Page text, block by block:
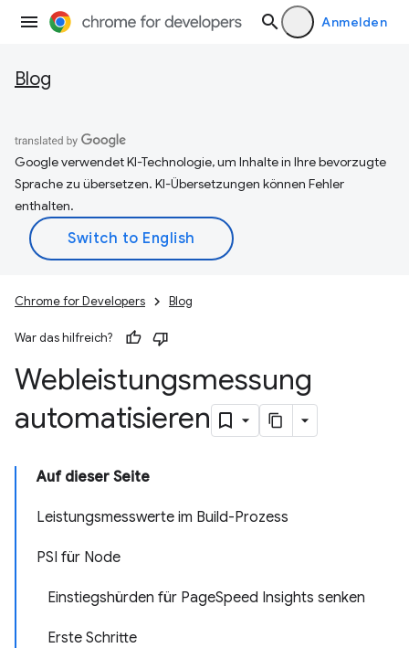
Anmelden
Blog
Google verwendet KI-Technologie, um Inhalte in Ihre bevorzugte
Sprache zu übersetzen. KI-Übersetzungen können Fehler
enthalten.
Chrome for Developers Blog
War das hilfreich?
Webleistungsmessung
automatisieren
Auf dieser Seite
Leistungsmesswerte im Build-Prozess
PSI für Node
Einstiegshürden für PageSpeed Insights senken
Erste Schritte